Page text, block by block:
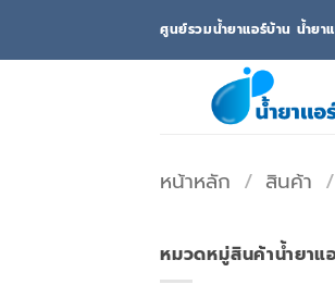
ยัง
ศูนย์รวมน้ำยาแอร์บ้าน น้ำยา
หน้าหลัก / สินค้า /
หมวดหมู่สินค้าน้ำยาแ